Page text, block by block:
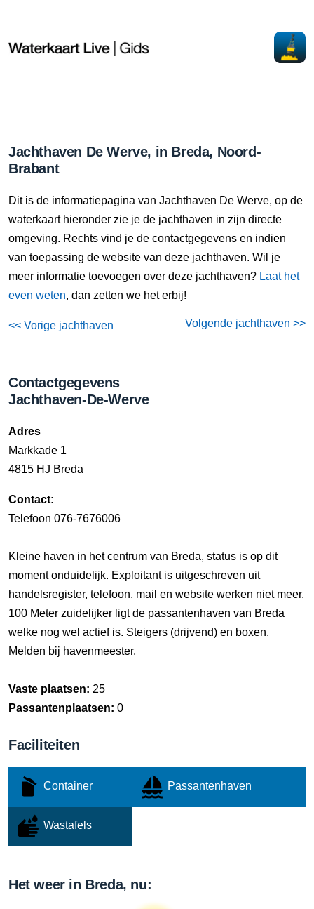
Jachthaven De Werve, in Breda, Noord-
Brabant
Dit is de informatiepagina van Jachthaven De Werve, op de
waterkaart hieronder zie je de jachthaven in zijn directe
omgeving. Rechts vind je de contactgegevens en indien
van toepassing de website van deze jachthaven. Wil je
meer informatie toevoegen over deze jachthaven? Laat het
even weten, dan zetten we het erbij!
<< Vorige jachthaven Volgende jachthaven >>
Contactgegevens
Jachthaven-De-Werve
Adres
Markkade 1
4815 HJ Breda
Contact:
Telefoon 076-7676006
Kleine haven in het centrum van Breda, status is op dit
moment onduidelijk. Exploitant is uitgeschreven uit
handelsregister, telefoon, mail en website werken niet meer.
100 Meter zuidelijker ligt de passantenhaven van Breda
welke nog wel actief is. Steigers (drijvend) en boxen.
Melden bij havenmeester.
Vaste plaatsen: 25
Passantenplaatsen: 0
Faciliteiten
Container Passantenhaven
Wastafels
Het weer in Breda, nu: